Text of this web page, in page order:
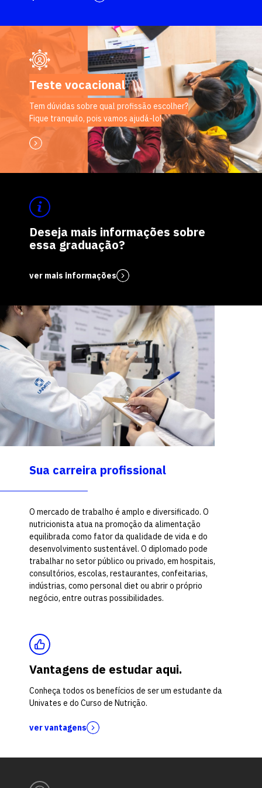
Teste vocacional
Tem dúvidas sobre qual profissão escolher?
Fique tranquilo, pois vamos ajudá-lo!
Deseja mais informações sobre
essa graduação?
ver mais informações
Sua carreira profissional
O mercado de trabalho é amplo e diversificado. O
nutricionista atua na promoção da alimentação
equilibrada como fator da qualidade de vida e do
desenvolvimento sustentável. O diplomado pode
trabalhar no setor público ou privado, em hospitais,
consultórios, escolas, restaurantes, confeitarias,
indústrias, como personal diet ou abrir o próprio
negócio, entre outras possibilidades.
Vantagens de estudar aqui.
Conheça todos os benefícios de ser um estudante da
Univates e do Curso de Nutrição.
ver vantagens